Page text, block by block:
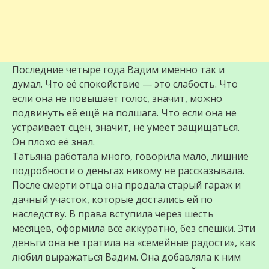
Последние четыре года Вадим именно так и
думал. Что её спокойствие — это слабость. Что
если она не повышает голос, значит, можно
подвинуть её ещё на полшага. Что если она не
устраивает сцен, значит, не умеет защищаться.
Он плохо её знал.
Татьяна работала много, говорила мало, лишние
подробности о деньгах никому не рассказывала.
После смерти отца она продала старый гараж и
дачный участок, которые достались ей по
наследству. В права вступила через шесть
месяцев, оформила всё аккуратно, без спешки. Эти
деньги она не тратила на «семейные радости», как
любил выражаться Вадим. Она добавляла к ним